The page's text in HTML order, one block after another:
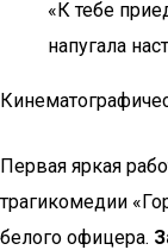
«К тебе
напугала
Первая яркая
трагикомедии
белого офицера.